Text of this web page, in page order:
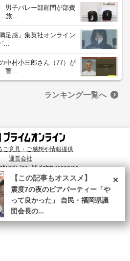
男子バレー部顧問が部費
…旅…
足感」集英社オンライン
”…
中村小三郎さん（77）が
警…
ランキング一覧へ
ご意見・ご感想や情報提供
運営会社
Inc. All rights reserved.
味・関⼼に合致したコンテンツや広告配信を提供する
詳細は、
プライバシーポリシー をご確認ください。×
【この記事もオススメ】
震度7の夜のビアパーティー「や
って良かった」 自民・福岡県議
団会長の...